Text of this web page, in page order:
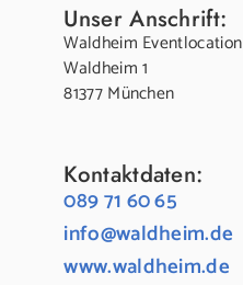
Unser Anschrift:
Waldheim Eventlocation
Waldheim 1
81377 München
Kontaktdaten:
089 71 60 65
info@waldheim.de
www.waldheim.de